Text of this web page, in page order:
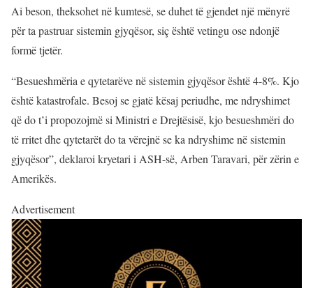
Ai beson, theksohet në kumtesë, se duhet të gjendet një mënyrë
për ta pastruar sistemin gjyqësor, siç është vetingu ose ndonjë
formë tjetër.
“Besueshmëria e qytetarëve në sistemin gjyqësor është 4-8%. Kjo
është katastrofale. Besoj se gjatë kësaj periudhe, me ndryshimet
që do t’i propozojmë si Ministri e Drejtësisë, kjo besueshmëri do
të rritet dhe qytetarët do ta vërejnë se ka ndryshime në sistemin
gjyqësor”, deklaroi kryetari i ASH-së, Arben Taravari, për zërin e
Amerikës.
Advertisement